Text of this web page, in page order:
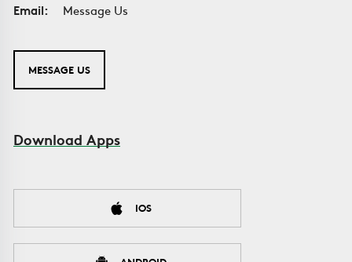
Email:
Message Us
MESSAGE US
Download Apps
IOS